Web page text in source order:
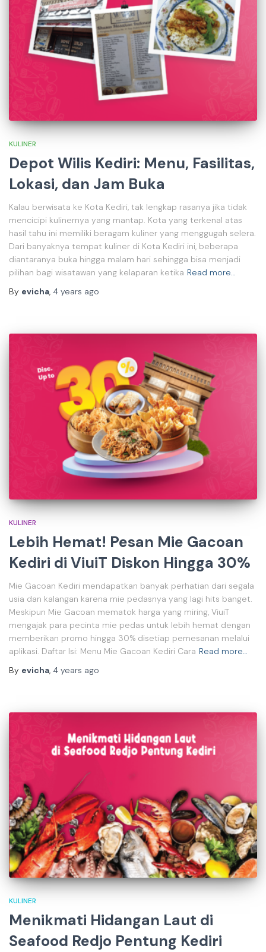
KULINER
Depot Wilis Kediri: Menu, Fasilitas,
Lokasi, dan Jam Buka
Kalau berwisata ke Kota Kediri, tak lengkap rasanya jika tidak
mencicipi kulinernya yang mantap. Kota yang terkenal atas
hasil tahu ini memiliki beragam kuliner yang menggugah selera.
Dari banyaknya tempat kuliner di Kota Kediri ini, beberapa
diantaranya buka hingga malam hari sehingga bisa menjadi
pilihan bagi wisatawan yang kelaparan ketika Read more…
By evicha, 4 years ago
KULINER
Lebih Hemat! Pesan Mie Gacoan
Kediri di ViuiT Diskon Hingga 30%
Mie Gacoan Kediri mendapatkan banyak perhatian dari segala
usia dan kalangan karena mie pedasnya yang lagi hits banget.
Meskipun Mie Gacoan mematok harga yang miring, ViuiT
mengajak para pecinta mie pedas untuk lebih hemat dengan
memberikan promo hingga 30% disetiap pemesanan melalui
aplikasi. Daftar Isi: Menu Mie Gacoan Kediri Cara Read more…
By evicha 4 years ago
KULINER
Menikmati Hidangan Laut di
Seafood Redjo Pentung Kediri